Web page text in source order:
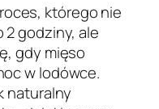
którego nie
2 godziny, ale
gdy mięso
w lodówce.
naturalny